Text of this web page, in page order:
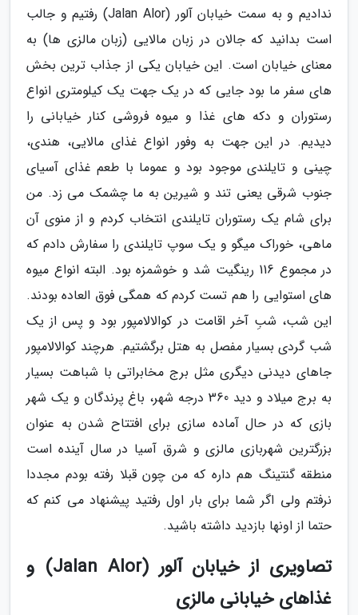
ندادیم و به سمت خیابان آلور (Jalan Alor) رفتیم و جالب
است بدانید که جالان در زبان مالایی (زبان مالزی ها) به
معنای خیابان است. این خیابان یکی از جذاب ترین بخش
های سفر ما بود جایی که در یک جهت یک کیلومتری انواع
رستوران و دکه های غذا و میوه فروشی کنار خیابانی را
دیدیم. در این جهت به وفور انواع غذای مالایی، هندی،
چینی و تایلندی موجود بود و عموما با طعم غذای آسیای
جنوب شرقی یعنی تند و شیرین به ما چشمک می زد. من
برای شام یک رستوران تایلندی انتخاب کردم و از منوی آن
ماهی، خوراک میگو و یک سوپ تایلندی را سفارش دادم که
در مجموع 116 رینگیت شد و خوشمزه بود. البته انواع میوه
های استوایی را هم تست کردم که همگی فوق العاده بودند.
این شب، شبِ آخر اقامت در کوالالامپور بود و پس از یک
شب گردی بسیار مفصل به هتل برگشتیم. هرچند کوالالامپور
جاهای دیدنی دیگری مثل برج مخابراتی با شباهت بسیار
به برج میلاد و دید 360 درجه شهر، باغ پرندگان و یک شهر
بازی که در حال آماده سازی برای افتتاح شدن به عنوان
بزرگترین شهربازی مالزی و شرق آسیا در سال آینده است
منطقه گنتینگ هم داره که من چون قبلا رفته بودم مجددا
نرفتم ولی اگر شما برای بار اول رفتید پیشنهاد می کنم که
حتما از اونها بازدید داشته باشید.
تصاویری از خیابان آلور (Jalan Alor) و
غذاهای خیابانی مالزی